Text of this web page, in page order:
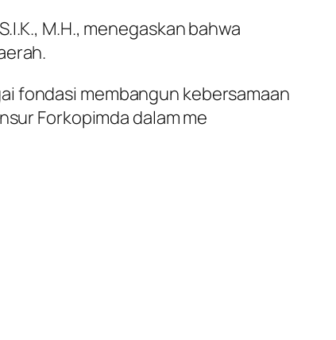
M.H., menegaskan bahwa
fondasi membangun kebersamaan
Forkopimda dalam me